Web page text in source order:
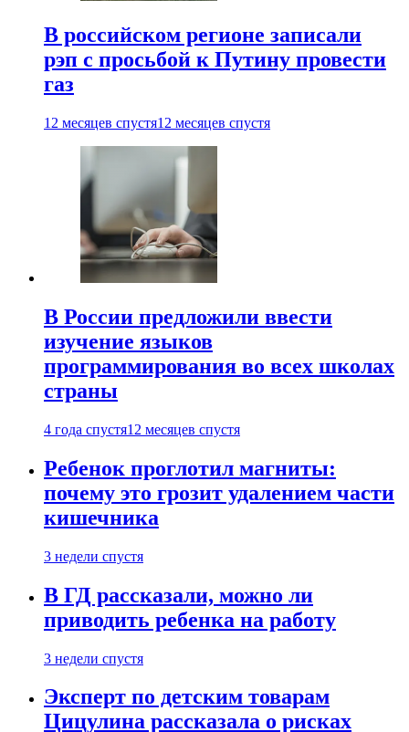
В российском регионе записали
рэп с просьбой к Путину провести
газ
12 месяцев спустя12 месяцев спустя
В России предложили ввести
изучение языков
программирования во всех школах
страны
4 года спустя12 месяцев спустя
Ребенок проглотил магниты:
почему это грозит удалением части
кишечника
3 недели спустя
В ГД рассказали, можно ли
приводить ребенка на работу
3 недели спустя
Эксперт по детским товарам
Цицулина рассказала о рисках